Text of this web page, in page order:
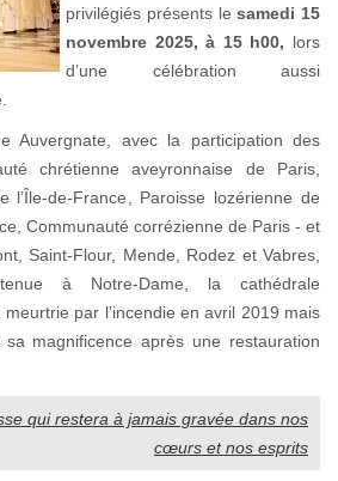
privilégiés présents lesamedi 15
novembre 2025, à 15 h00, lors
d’une célébration aussi
Auvergnate, avec la participation des
chrétienne aveyronnaise de Paris,
l’Île-de-France, Paroisse lozérienne de
Communauté corrézienne de Paris - et
Saint-Flour, Mende, Rodez et Vabres,
à Notre-Dame, la cathédrale
par l’incendie en avril 2019 mais
magnificence après une restauration
qui restera à jamais gravée dans nos
cœurs et nos esprits